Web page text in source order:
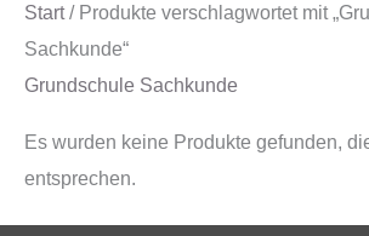
Start/ Produkte verschlagwortet mit
Sachkunde“
Grundschule Sachkunde
Es wurden keine Produkte gefunden,
entsprechen.